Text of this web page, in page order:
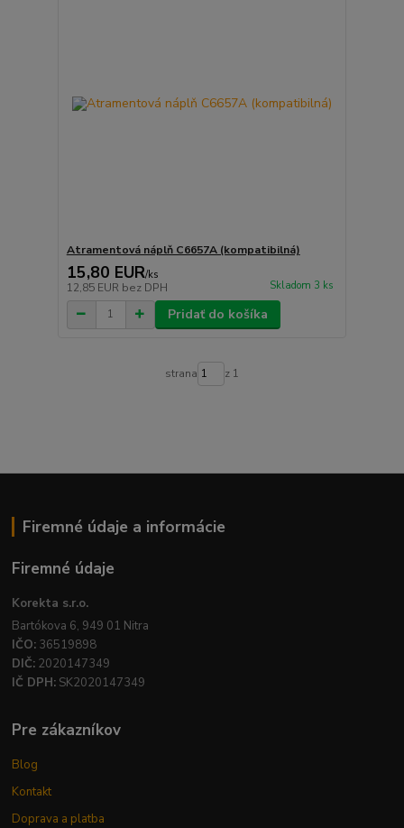
Atramentová náplň C6657A (kompatibilná)
15,80 EUR/ks
12,85 EUR bez DPH Skladom 3 ks
Pridať do košíka
strana z 1
Firemné údaje a informácie
Firemné údaje
Korekta s.r.o.
Bartókova 6, 949 01 Nitra
IČO: 36519898
DIČ: 2020147349
IČ DPH: SK2020147349
Pre zákazníkov
Blog
Kontakt
Doprava a platba